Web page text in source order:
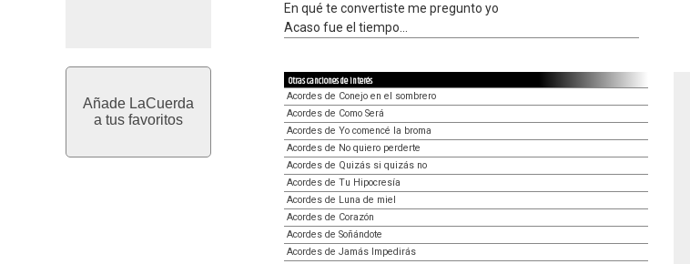
Añade LaCuerda
a tus favoritos
En qué te convertiste me pregunto yo
Acaso fue el tiempo...
Otras canciones de interés
Acordes de Conejo en el sombrero
Acordes de Como Será
Acordes de Yo comencé la broma
Acordes de No quiero perderte
Acordes de Quizás si quizás no
Acordes de Tu Hipocresía
Acordes de Luna de miel
Acordes de Corazón
Acordes de Soñándote
Acordes de Jamás Impedirás